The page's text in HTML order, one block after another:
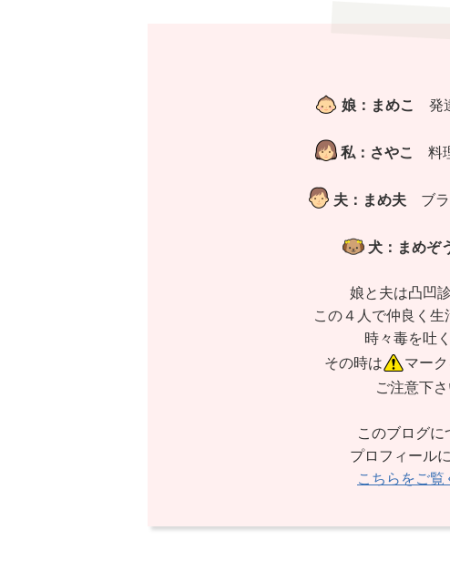
娘：まめこ 発
私：さやこ 料
夫：まめ夫 ブ
犬：まめぞ
娘と夫は凸凹
この４人で仲良く生
時々毒を吐く
その時は
マーク
ご注意下
このブログに
プロフィール
こちらをご覧